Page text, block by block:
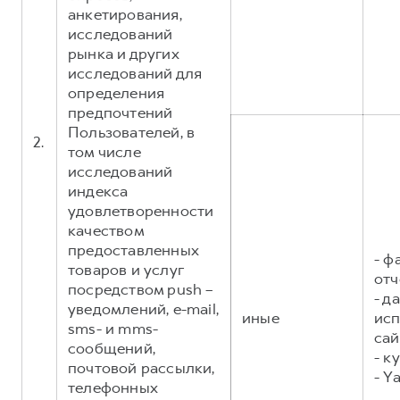
2.
анкетирования,
исследований
рынка и других
исследований для
определения
предпочтений
Пользователей, в
том числе
исследований
индекса
удовлетворенности
качеством
предоставленных
товаров и услуг
посредством push –
уведомлений, e-mail,
sms- и mms-
сообщений,
почтовой рассылки,
телефонных
иные
-
-
-
-